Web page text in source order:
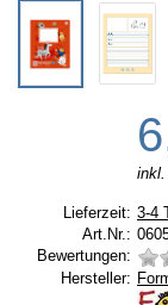
Lieferzeit: 3-4
Art.Nr.:
Bewertungen:
Hersteller: